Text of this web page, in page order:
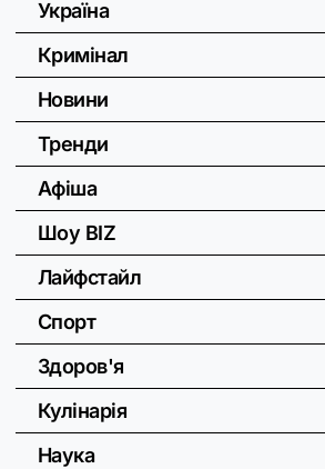
Україна
Кримінал
Новини
Тренди
Афіша
Шоу BIZ
Лайфстайл
Спорт
Здоров'я
Кулінарія
Наука